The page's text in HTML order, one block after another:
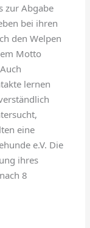
zur Abgabe
bei ihren
den Welpen
Motto
lernen
eine
e.V. Die
ihres
8